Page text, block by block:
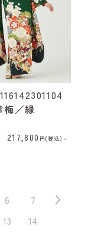
梅／緑
217,800 円(税込)～
6
7
13
14